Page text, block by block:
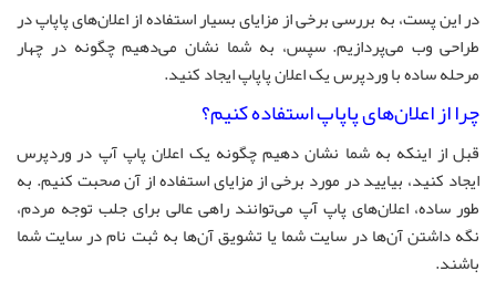
در این پست، به بررسی برخی از مزایای بسیار استفاده از اعلان‌های پاپاپ در
طراحی وب می‌پردازیم. سپس، به شما نشان می‌دهیم چگونه در چهار
مرحله ساده با وردپرس یک اعلان پاپاپ ایجاد کنید.
چرا از اعلان‌های پاپاپ استفاده کنیم؟
قبل از اینکه به شما نشان دهیم چگونه یک اعلان پاپ آپ در وردپرس
ایجاد کنید، بیایید در مورد برخی از مزایای استفاده از آن صحبت کنیم. به
طور ساده، اعلان‌های پاپ آپ می‌توانند راهی عالی برای جلب توجه مردم،
نگه داشتن آن‌ها در سایت شما یا تشویق آن‌ها به ثبت نام در سایت شما
باشند.